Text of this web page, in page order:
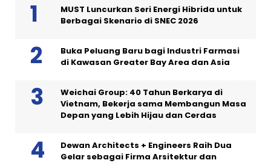
MUST Luncurkan Seri Energi Hibrida untuk
Berbagai Skenario di SNEC 2026
Buka Peluang Baru bagi Industri Farmasi
di Kawasan Greater Bay Area dan Asia
Weichai Group: 40 Tahun Berkarya di
Vietnam, Bekerja sama Membangun Masa
Depan yang Lebih Hijau dan Cerdas
Dewan Architects + Engineers Raih Dua
Gelar sebagai Firma Arsitektur dan